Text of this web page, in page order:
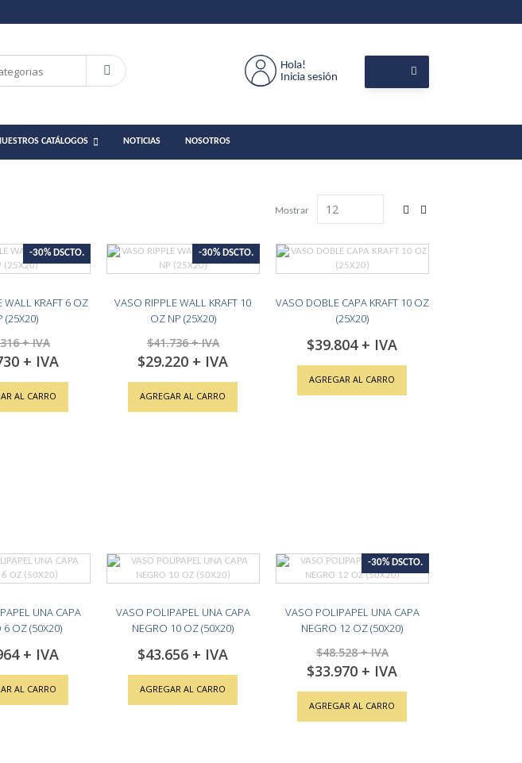
Hola!
Inicia sesión
CATÁLOGOS NOTICIAS NOSOTROS
View
Mostrar
-30% DSCTO.
WALL KRAFT 6 OZ
(25X20)
AL CARRO
-30% DSCTO.
VASO RIPPLE WALL KRAFT 10
OZ NP (25X20)
$41.736
Special
Price
$29.220
AGREGAR AL CARRO
VASO DOBLE CAPA KRAFT 10 OZ
(25X20)
$39.804
AGREGAR AL CARRO
UNA CAPA
6 OZ (50X20)
AL CARRO
VASO POLIPAPEL UNA CAPA
NEGRO 10 OZ (50X20)
$43.656
AGREGAR AL CARRO
-30% DSCTO.
VASO POLIPAPEL UNA CAPA
NEGRO 12 OZ (50X20)
$48.528
Special
Price
$33.970
AGREGAR AL CARRO